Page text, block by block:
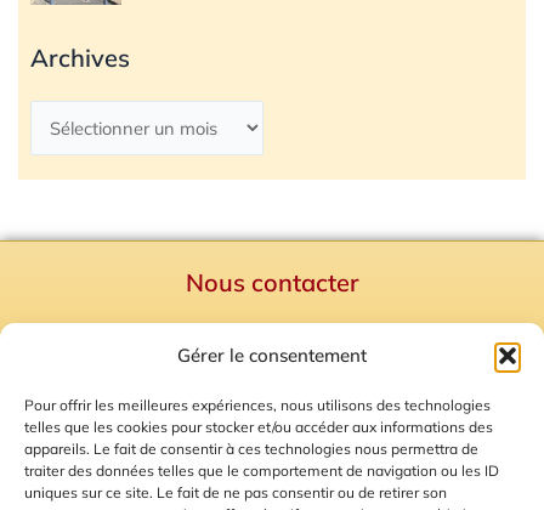
Gérer le consentement
Pour offrir les meilleures expériences, nous utilisons des technologies
telles que les cookies pour stocker et/ou accéder aux informations des
appareils. Le fait de consentir à ces technologies nous permettra de
traiter des données telles que le comportement de navigation ou les ID
uniques sur ce site. Le fait de ne pas consentir ou de retirer son
Archives
Nous contacter
Mentions Légales
Plan du site
Gestion des Cookies